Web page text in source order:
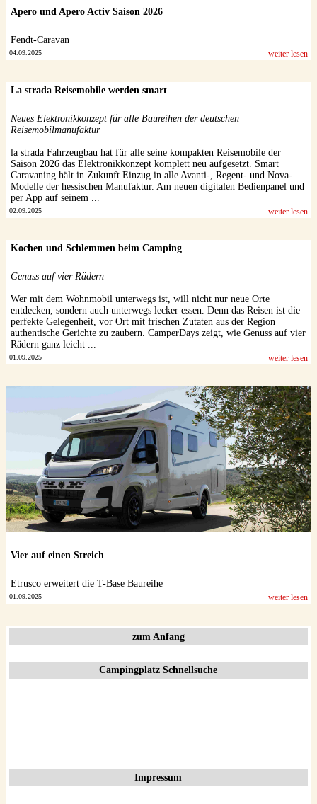
Apero und Apero Activ Saison 2026
Fendt-Caravan
04.09.2025 weiter lesen
La strada Reisemobile werden smart
Neues Elektronikkonzept für alle Baureihen der deutschen
Reisemobilmanufaktur
la strada Fahrzeugbau hat für alle seine kompakten Reisemobile der
Saison 2026 das Elektronikkonzept komplett neu aufgesetzt. Smart
Caravaning hält in Zukunft Einzug in alle Avanti-, Regent- und Nova-
Modelle der hessischen Manufaktur. Am neuen digitalen Bedienpanel und
per App auf seinem ...
02.09.2025 weiter lesen
Kochen und Schlemmen beim Camping
Genuss auf vier Rädern
Wer mit dem Wohnmobil unterwegs ist, will nicht nur neue Orte
entdecken, sondern auch unterwegs lecker essen. Denn das Reisen ist die
perfekte Gelegenheit, vor Ort mit frischen Zutaten aus der Region
authentische Gerichte zu zaubern. CamperDays zeigt, wie Genuss auf vier
Rädern ganz leicht ...
01.09.2025 weiter lesen
Vier auf einen Streich
Etrusco erweitert die T-Base Baureihe
01.09.2025 weiter lesen
zum Anfang
Campingplatz Schnellsuche
Impressum